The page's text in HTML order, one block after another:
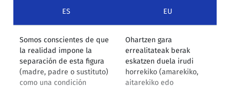
ES EU
Somos conscientes de que
la realidad impone la
separación de esta figura
(madre, padre o sustituto)
como una condición
Ohartzen gara
errealitateak berak
eskatzen duela irudi
horrekiko (amarekiko,
aitarekiko edo